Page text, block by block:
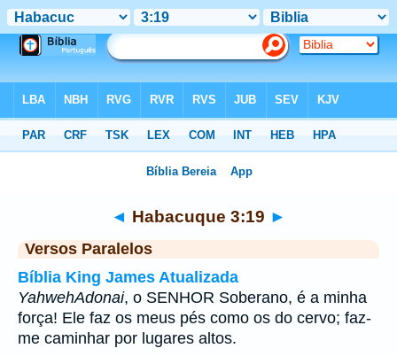
◄ Habacuque 3:19 ►
Versos Paralelos
Bíblia King James Atualizada
YahwehAdonai, o SENHOR Soberano, é a minha
força! Ele faz os meus pés como os do cervo; faz-
me caminhar por lugares altos.